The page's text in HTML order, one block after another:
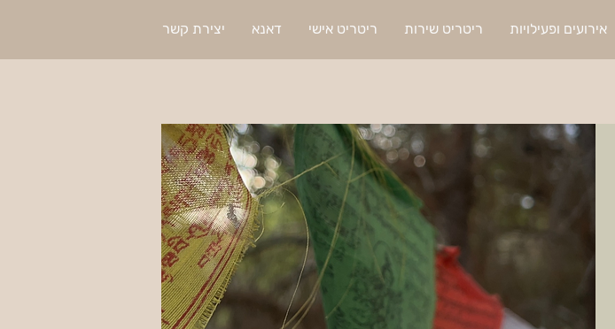
אירועים ופעילויות ריטריט שירות ריטריט אישי דאנא יצירת קשר